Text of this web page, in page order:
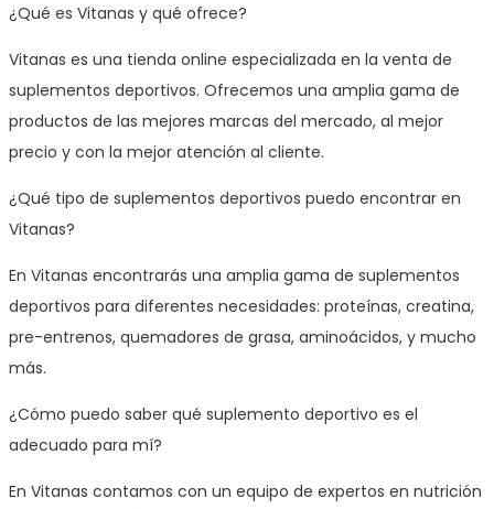
¿Qué es Vitanas y qué ofrece?
Vitanas es una tienda online especializada en la venta de
suplementos deportivos. Ofrecemos una amplia gama de
productos de las mejores marcas del mercado, al mejor
precio y con la mejor atención al cliente.
¿Qué tipo de suplementos deportivos puedo encontrar en
Vitanas?
En Vitanas encontrarás una amplia gama de suplementos
deportivos para diferentes necesidades: proteínas, creatina,
pre-entrenos, quemadores de grasa, aminoácidos, y mucho
más.
¿Cómo puedo saber qué suplemento deportivo es el
adecuado para mí?
En Vitanas contamos con un equipo de expertos en nutrición